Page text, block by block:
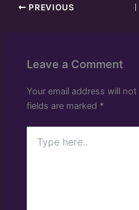
PREVIOUS
Leave a Comment
Your email address will
fields are marked *
here..